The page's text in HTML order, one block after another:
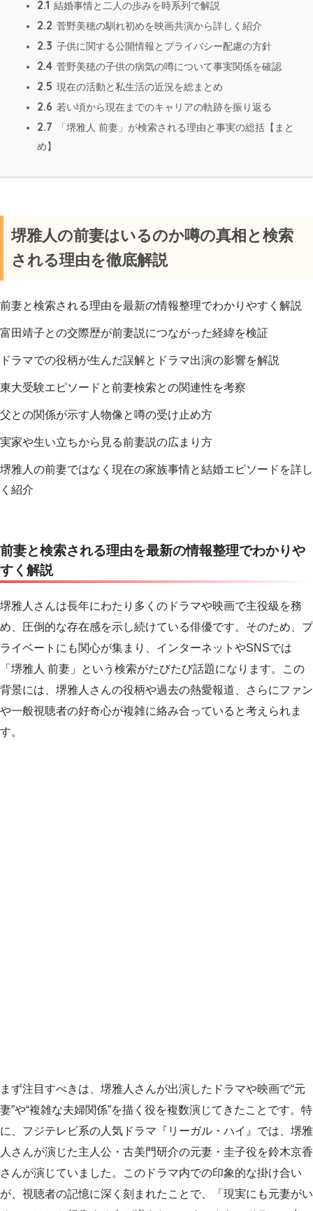
2.1 結婚事情と二人の歩みを時系列で解説
2.2 菅野美穂の馴れ初めを映画共演から詳しく紹介
2.3 子供に関する公開情報とプライバシー配慮の方針
2.4 菅野美穂の子供の病気の噂について事実関係を確認
2.5 現在の活動と私生活の近況を総まとめ
2.6 若い頃から現在までのキャリアの軌跡を振り返る
2.7
「堺雅人 前妻」が検索される理由と事実の総括【まと
め】
堺雅人の前妻はいるのか噂の真相と検索
される理由を徹底解説
前妻と検索される理由を最新の情報整理でわかりやすく解説
富田靖子との交際歴が前妻説につながった経緯を検証
ドラマでの役柄が生んだ誤解とドラマ出演の影響を解説
東大受験エピソードと前妻検索との関連性を考察
父との関係が示す人物像と噂の受け止め方
実家や生い立ちから見る前妻説の広まり方
堺雅人の前妻ではなく現在の家族事情と結婚エピソードを詳し
く紹介
前妻と検索される理由を最新の情報整理でわかりや
すく解説
堺雅人さんは長年にわたり多くのドラマや映画で主役級を務
め、圧倒的な存在感を示し続けている俳優です。そのため、プ
ライベートにも関心が集まり、インターネットやSNSでは
「堺雅人 前妻」という検索がたびたび話題になります。この
背景には、堺雅人さんの役柄や過去の熱愛報道、さらにファン
や一般視聴者の好奇心が複雑に絡み合っていると考えられま
す。
まず注目すべきは、堺雅人さんが出演したドラマや映画で“元
妻”や“複雑な夫婦関係”を描く役を複数演じてきたことです。特
に、フジテレビ系の人気ドラマ『リーガル・ハイ』では、堺雅
人さんが演じた主人公・古美門研介の元妻・圭子役を鈴木京香
さんが演じていました。このドラマ内での印象的な掛け合い
が、視聴者の記憶に深く刻まれたことで、「現実にも元妻がい